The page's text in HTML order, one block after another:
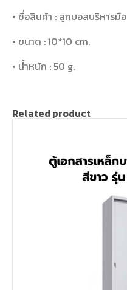
• ชื่อสินค้า : ลูกบอลบริหารมือ
• ขนาด : 10*10 cm.
• น้ำหนัก : 50 g.
Related product